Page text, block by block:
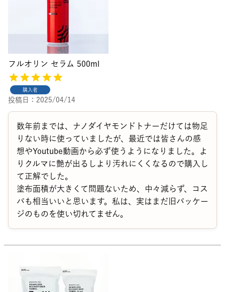
フルオリン セラム 500ml
購入者
投稿日 2025/04/14
数年前までは、ナノダイヤモンドトナーだけては物足
りない時に使っていましたが、最近では皆さんの感
想やYoutube動画から必ず使うようになりました。よ
りクルマに艶が出るしより汚れにくくなるので購入し
て正解でした。
塗布面積が大きくて問題ないため、中々減らず、コス
パも相当いいと思います。私は、実はまだ旧パッケー
ジのものを使い切れてません。